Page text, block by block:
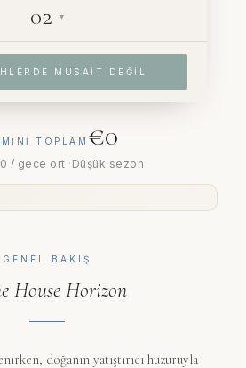
02 ▾
MÜSAIT DEĞIL
TOPLAM €0
/ gece ort.· Düşük sezon
GENEL BAKIŞ
House Horizon
doğanın yatıştırıcı huzuruyla